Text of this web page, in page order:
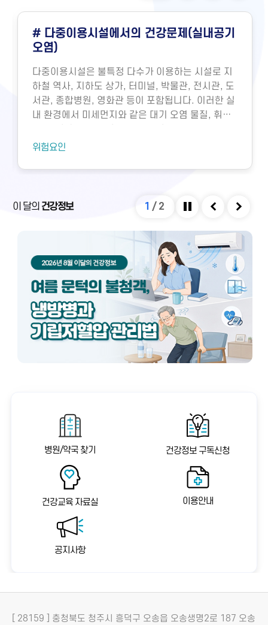
# 다중이용시설에서의 건강문제(실내공기
오염)
다중이용시설은 불특정 다수가 이용하는 시설로 지
하철 역사, 지하도 상가, 터미널, 박물관, 전시관, 도
서관, 종합병원, 영화관 등이 포함됩니다. 이러한 실
내 환경에서 미세먼지와 같은 대기 오염 물질, 휘발
오염물질에 노출되면 호흡기 질환 등 다양한 건강 문
가 부족하면 두통, 구토, 근육통, 불쾌감과 같은 빌딩
실내외 온도 차와 건조한 환경으로 인해 냉방병도 나
와 충분한 휴식을 통해 대부분 예방 및 관리할 수 있
위험요인
이 달의 건강정보 1 / 2
병원/약국 찾기 건강정보 구독신청
건강교육 자료실 이용안내
공지사항
[ 28159 ] 충청북도 청주시 흥덕구 오송읍 오송생명2로 187 오송